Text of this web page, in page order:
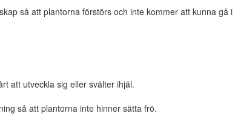
så att plantorna förstörs och inte kommer att kunna gå
att utveckla sig eller svälter ihjäl.
så att plantorna inte hinner sätta frö.